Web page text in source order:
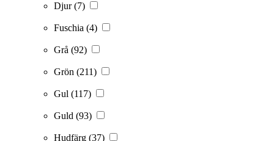
Djur(7)
Fuschia (4)
Grå (92)
Grön (211)
Gul (117)
Guld (93)
Hudfärg (37)